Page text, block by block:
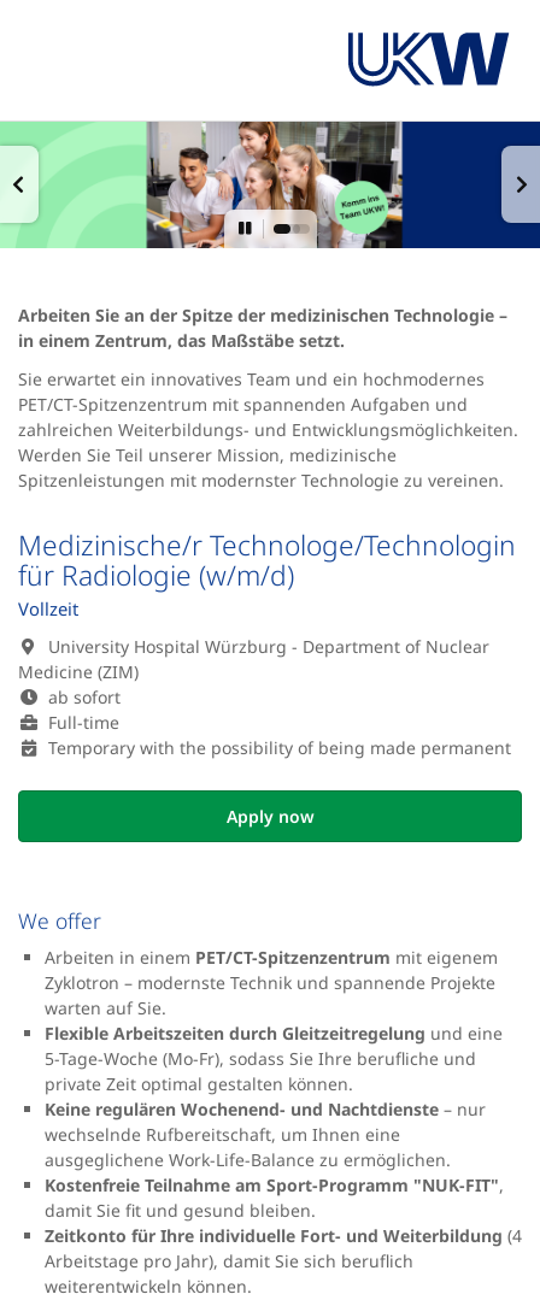
Medizinische/r Technologe/Technologin
für Radiologie (w/m/d)
Vollzeit
University Hospital Würzburg - Department of Nuclear
Medicine (ZIM)
ab sofort
Full-time
Temporary with the possibility of being made permanent
Apply now
Arbeiten Sie an der Spitze der medizinischen Technologie –
in einem Zentrum, das Maßstäbe setzt.
Sie erwartet ein innovatives Team und ein hochmodernes
PET/CT-Spitzenzentrum mit spannenden Aufgaben und
zahlreichen Weiterbildungs- und Entwicklungsmöglichkeiten.
Werden Sie Teil unserer Mission, medizinische
Spitzenleistungen mit modernster Technologie zu vereinen.
We offer
Arbeiten in einem PET/CT-Spitzenzentrum mit eigenem
Zyklotron – modernste Technik und spannende Projekte
warten auf Sie.
Flexible Arbeitszeiten durch Gleitzeitregelung und eine
5-Tage-Woche (Mo-Fr), sodass Sie Ihre berufliche und
private Zeit optimal gestalten können.
Keine regulären Wochenend- und Nachtdienste – nur
wechselnde Rufbereitschaft, um Ihnen eine
ausgeglichene Work-Life-Balance zu ermöglichen.
Kostenfreie Teilnahme am Sport-Programm "NUK-FIT",
damit Sie fit und gesund bleiben.
Zeitkonto für Ihre individuelle Fort- und Weiterbildung (4
Arbeitstage pro Jahr), damit Sie sich beruflich
weiterentwickeln können.